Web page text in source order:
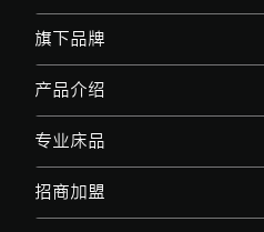
旗下品牌
产品介绍
专业床品
招商加盟